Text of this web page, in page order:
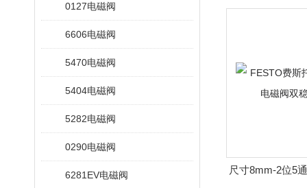
0127电磁阀
6606电磁阀
5470电磁阀
5404电磁阀
5282电磁阀
0290电磁阀
6281EV电磁阀
气缸DSBC-40-
尺寸8mm-2位5